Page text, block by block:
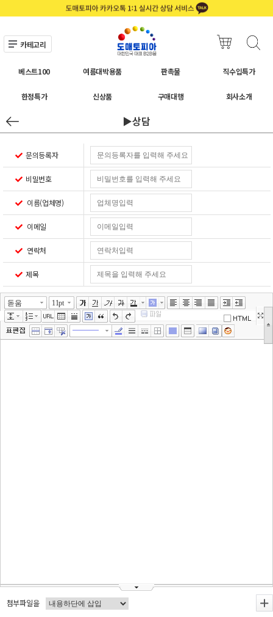
카테고리
베스트100 여름대박용품 판촉물 직수입특가
한정특가 신상품 구매대행 회사소개
▶상담
문의등록자
비밀번호
이름(업체명)
이메일
연락처
제목
돋움 11pt
첨부파일을